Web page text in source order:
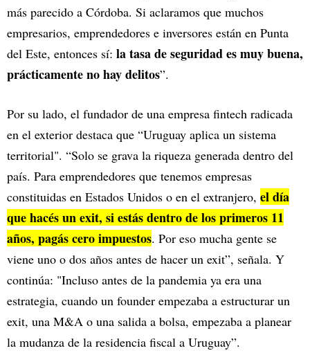
más parecido a Córdoba. Si aclaramos que muchos
empresarios, emprendedores e inversores están en Punta
del Este, entonces sí: la tasa de seguridad es muy buena,
prácticamente no hay delitos”.
Por su lado, el fundador de una empresa fintech radicada
en el exterior destaca que “Uruguay aplica un sistema
territorial". “Solo se grava la riqueza generada dentro del
país. Para emprendedores que tenemos empresas
constituidas en Estados Unidos o en el extranjero, el día
que hacés un exit, si estás dentro de los primeros 11
años, pagás cero impuestos. Por eso mucha gente se
viene uno o dos años antes de hacer un exit”, señala. Y
continúa: "Incluso antes de la pandemia ya era una
estrategia, cuando un founder empezaba a estructurar un
exit, una M&A o una salida a bolsa, empezaba a planear
la mudanza de la residencia fiscal a Uruguay”.